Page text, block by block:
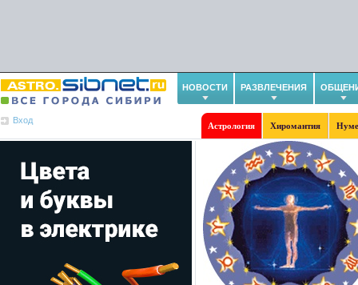
НОВОСТИ РАЗВЛЕЧЕНИЯ
Вход
Астрология Хиромантия